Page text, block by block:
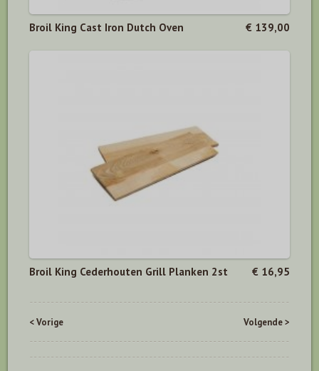
Broil King Cast Iron Dutch Oven € 139,00
Broil King Cederhouten Grill Planken 2st € 16,95
< Vorige Volgende >